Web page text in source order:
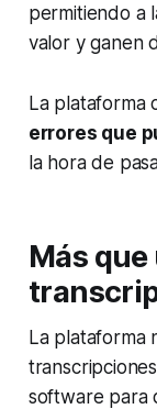
permitiendo a
valor y ganen
La plataforma
errores que
la hora de
Más
La plataforma
software para